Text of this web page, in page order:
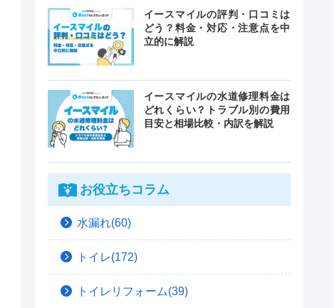
イースマイルの評判・口コミは
どう？料金・対応・注意点を中
立的に解説
イースマイルの水道修理料金は
どれくらい？トラブル別の費用
目安と相場比較・内訳を解説
お役立ちコラム
水漏れ(60)
トイレ(172)
トイレリフォーム(39)